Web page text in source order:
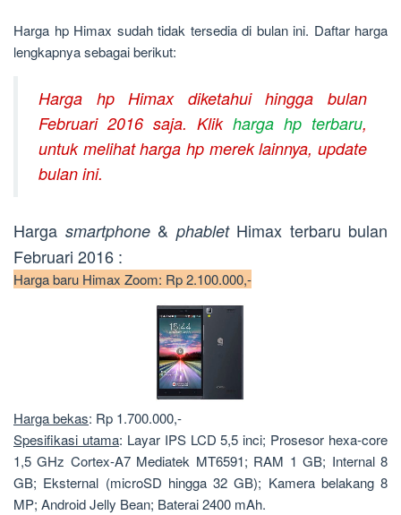
Harga hp Himax sudah tidak tersedia di bulan ini. Daftar harga
lengkapnya sebagai berikut:
Harga hp Himax diketahui hingga bulan
Februari 2016 saja. Klik harga hp terbaru,
untuk melihat harga hp merek lainnya, update
bulan ini.
Harga smartphone & phablet Himax terbaru bulan
Februari 2016 :
Harga baru Himax Zoom: Rp 2.100.000,-
Harga bekas: Rp 1.700.000,-
Spesifikasi utama: Layar IPS LCD 5,5 inci; Prosesor hexa-core
1,5 GHz Cortex-A7 Mediatek MT6591; RAM 1 GB; Internal 8
GB; Eksternal (microSD hingga 32 GB); Kamera belakang 8
MP; Android Jelly Bean; Baterai 2400 mAh.